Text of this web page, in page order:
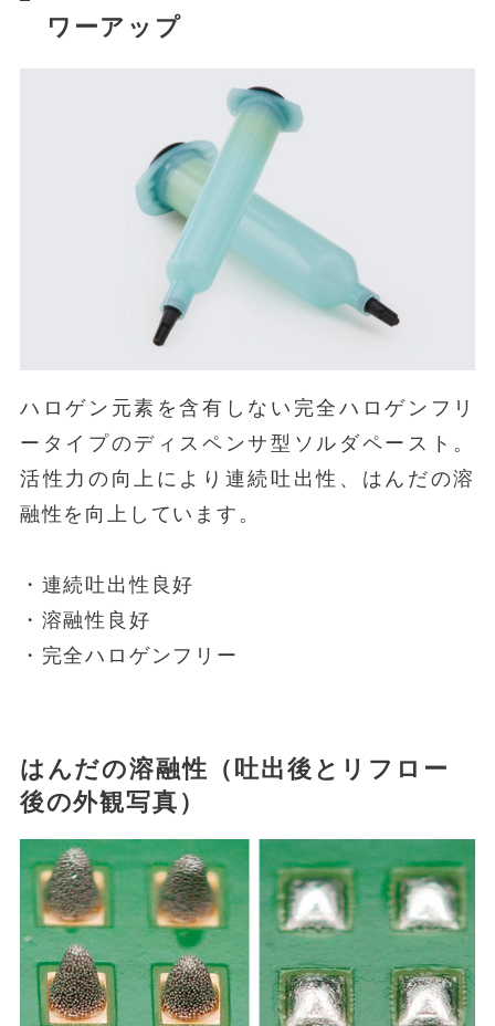
ワーアップ
ハロゲン元素を含有しない完全ハロゲンフリ
ータイプのディスペンサ型ソルダペースト。
活性力の向上により連続吐出性、はんだの溶
融性を向上しています。
・連続吐出性良好
・溶融性良好
・完全ハロゲンフリー
はんだの溶融性（吐出後とリフロー
後の外観写真）